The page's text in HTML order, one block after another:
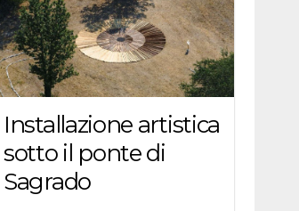
Installazione artistica
sotto il ponte di
Sagrado